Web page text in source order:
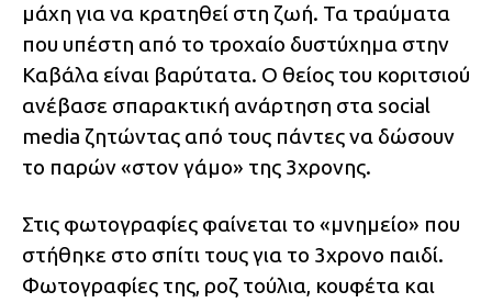
μάχη για να κρατηθεί στη ζωή. Τα τραύματα
που υπέστη από το τροχαίο δυστύχημα στην
Καβάλα είναι βαρύτατα. Ο θείος του κοριτσιού
ανέβασε σπαρακτική ανάρτηση στα social
media ζητώντας από τους πάντες να δώσουν
το παρών «στον γάμο» της 3χρονης.
Στις φωτογραφίες φαίνεται το «μνημείο» που
στήθηκε στο σπίτι τους για το 3χρονο παιδί.
Φωτογραφίες της, ροζ τούλια, κουφέτα και